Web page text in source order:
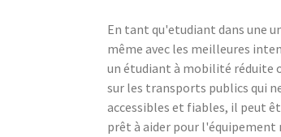
En tant qu'etudiant dans une
même avec les meilleures
un étudiant à mobilité réduite
sur les transports publics qui
accessibles et fiables, il peut
prêt à aider pour l'équipement